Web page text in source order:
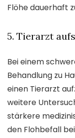
Flöhe dauerhaft
5. Tierarzt
Bei einem
Behandlung zu
einen Tierarzt
weitere
stärkere
den Flohbefall